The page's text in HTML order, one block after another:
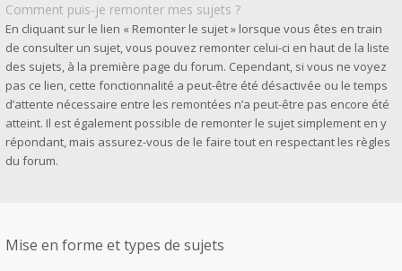
Comment puis-je remonter mes sujets ?
En cliquant sur le lien « Remonter le sujet » lorsque vous êtes en train
de consulter un sujet, vous pouvez remonter celui-ci en haut de la liste
des sujets, à la première page du forum. Cependant, si vous ne voyez
pas ce lien, cette fonctionnalité a peut-être été désactivée ou le temps
d’attente nécessaire entre les remontées n’a peut-être pas encore été
atteint. Il est également possible de remonter le sujet simplement en y
répondant, mais assurez-vous de le faire tout en respectant les règles
du forum.
Mise en forme et types de sujets